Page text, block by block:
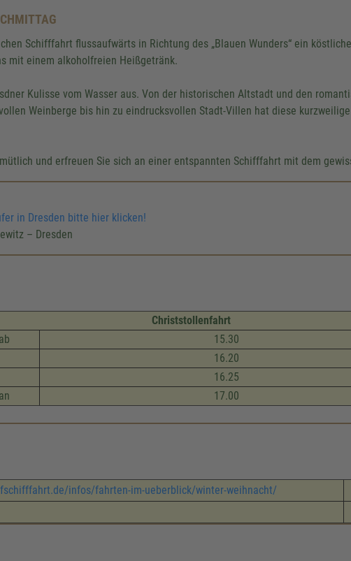
Schifffahrt flussaufwärts in Richtung des „Blauen Wunders“ ein
mit einem alkoholfreien Heißgetränk.
Kulisse vom Wasser aus. Von der historischen Altstadt und den
Weinberge bis hin zu eindrucksvollen Stadt-Villen hat diese
und erfreuen Sie sich an einer entspannten Schifffahrt mit dem
in Dresden bitte hier klicken!
– Dresden
Christstollenfahrt
ab
15.30
16.20
16.25
an 17.00
infos/fahrten-im-ueberblick/winter-weihnacht/